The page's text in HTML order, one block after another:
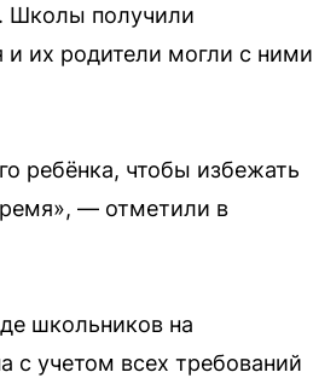
Школы получили
их родители могли с ними
ребёнка, чтобы избежать
— отметили в
школьников на
с учетом всех требований